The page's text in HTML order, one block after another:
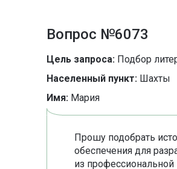
Вопрос №6073
Цель запроса: Подбор
Населенный пункт: Шахты
Имя: Мария
Прошу подобрать
обеспечения для
из